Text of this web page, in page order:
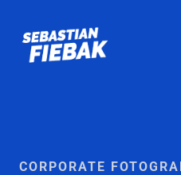
Inhalt
springen
CORPORATE